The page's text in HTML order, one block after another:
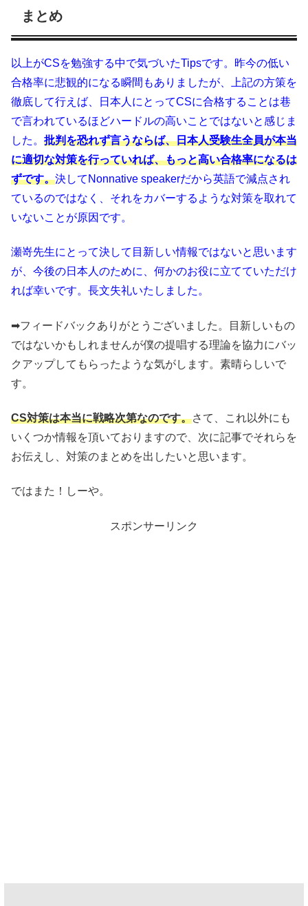
まとめ
以上がCSを勉強する中で気づいたTipsです。昨今の低い
合格率に悲観的になる瞬間もありましたが、上記の方策を
徹底して行えば、日本人にとってCSに合格することは巷
で言われているほどハードルの高いことではないと感じま
した。 批判を恐れず言うならば、日本人受験生全員が本当
に適切な対策を行っていれば、もっと高い合格率になるは
ずです。決してNonnative speakerだから英語で減点され
ているのではなく、それをカバーするような対策を取れて
いないことが原因です。
瀬嵜先生にとって決して目新しい情報ではないと思います
が、今後の日本人のために、何かのお役に立てていただけ
れば幸いです。 長文失礼いたしました。
➡フィードバックありがとうございました。目新しいもの
ではないかもしれませんが僕の提唱する理論を協力にバッ
クアップしてもらったような気がします。素晴らしいで
す。
CS対策は本当に戦略次第なのです。さて、これ以外にも
いくつか情報を頂いておりますので、次に記事でそれらを
お伝えし、対策のまとめを出したいと思います。
ではまた！しーや。
スポンサーリンク